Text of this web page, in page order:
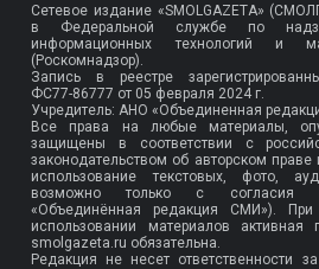
Сетевое издание «SMOLGAZETA»
в Федеральной службе по
информационных технологий и
(Роскомнадзор).
Запись в реестре
ФС77-86777 от 05 февраля 2024 г.
Учредитель: АНО «Объединенная
Все права на любые материалы,
защищены в соответствии с
законодательством об авторском
использование текстовых, фото,
возможно только с согласия
«Объединённая редакция СМИ»).
использовании материалов активная
smolgazeta.ru обязательна.
Редакция не несет ответственности